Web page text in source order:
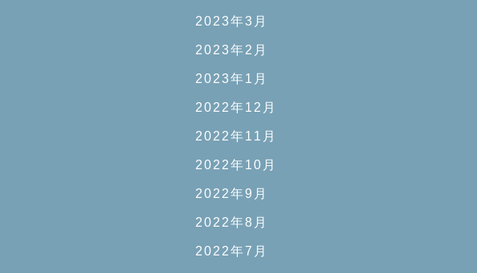
2023年3月
2023年2月
2023年1月
2022年12月
2022年11月
2022年10月
2022年9月
2022年8月
2022年7月